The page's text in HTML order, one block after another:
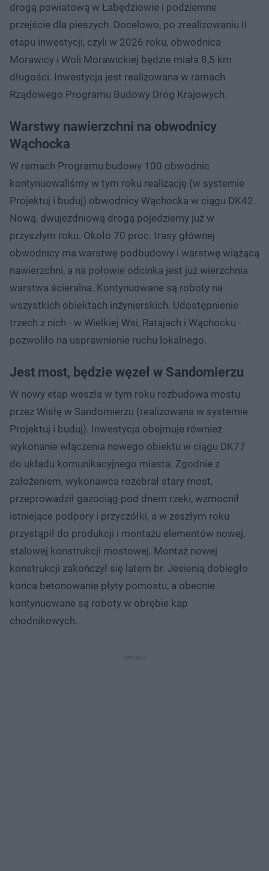
drogą powiatową w Łabędziowie i podziemne
przejście dla pieszych. Docelowo, po zrealizowaniu II
etapu inwestycji, czyli w 2026 roku, obwodnica
Morawicy i Woli Morawickiej będzie miała 8,5 km
długości. Inwestycja jest realizowana w ramach
Rządowego Programu Budowy Dróg Krajowych.
Warstwy nawierzchni na obwodnicy
Wąchocka
W ramach Programu budowy 100 obwodnic
kontynuowaliśmy w tym roku realizację (w systemie
Projektuj i buduj) obwodnicy Wąchocka w ciągu DK42.
Nową, dwujezdniową drogą pojedziemy już w
przyszłym roku. Około 70 proc. trasy głównej
obwodnicy ma warstwę podbudowy i warstwę wiążącą
nawierzchni, a na połowie odcinka jest już wierzchnia
warstwa ścieralna. Kontynuowane są roboty na
wszystkich obiektach inżynierskich. Udostępnienie
trzech z nich - w Wielkiej Wsi, Ratajach i Wąchocku -
pozwoliło na usprawnienie ruchu lokalnego.
Jest most, będzie węzeł w Sandomierzu
W nowy etap weszła w tym roku rozbudowa mostu
przez Wisłę w Sandomierzu (realizowana w systemie
Projektuj i buduj). Inwestycja obejmuje również
wykonanie włączenia nowego obiektu w ciągu DK77
do układu komunikacyjnego miasta. Zgodnie z
założeniem, wykonawca rozebrał stary most,
przeprowadził gazociąg pod dnem rzeki, wzmocnił
istniejące podpory i przyczółki, a w zeszłym roku
przystąpił do produkcji i montażu elementów nowej,
stalowej konstrukcji mostowej. Montaż nowej
konstrukcji zakończył się latem br. Jesienią dobiegło
końca betonowanie płyty pomostu, a obecnie
kontynuowane są roboty w obrębie kap
chodnikowych.